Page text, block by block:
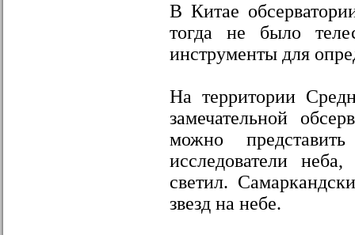
В Китае
тогда не было
инструменты для
На территории
замечательной
можно
исследователи
светил.
звезд на небе.